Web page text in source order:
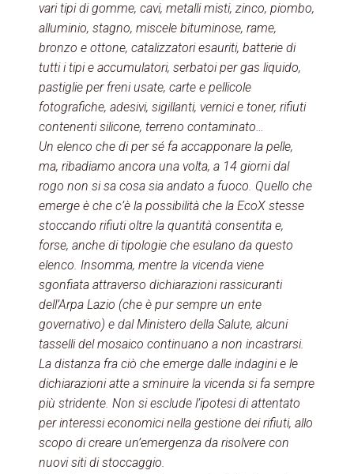
vari tipi di gomme, cavi, metalli misti, zinco, piombo,
alluminio, stagno, miscele bituminose, rame,
bronzo e ottone, catalizzatori esauriti, batterie di
tutti i tipi e accumulatori, serbatoi per gas liquido,
pastiglie per freni usate, carte e pellicole
fotografiche, adesivi, sigillanti, vernici e toner, rifiuti
contenenti silicone, terreno contaminato…
Un elenco che di per sé fa accapponare la pelle,
ma, ribadiamo ancora una volta, a 14 giorni dal
rogo non si sa cosa sia andato a fuoco. Quello che
emerge è che c’è la possibilità che la EcoX stesse
stoccando rifiuti oltre la quantità consentita e,
forse, anche di tipologie che esulano da questo
elenco. Insomma, mentre la vicenda viene
sgonfiata attraverso dichiarazioni rassicuranti
dell’Arpa Lazio (che è pur sempre un ente
governativo) e dal Ministero della Salute, alcuni
tasselli del mosaico continuano a non incastrarsi.
La distanza fra ciò che emerge dalle indagini e le
dichiarazioni atte a sminuire la vicenda si fa sempre
più stridente. Non si esclude l’ipotesi di attentato
per interessi economici nella gestione dei rifiuti, allo
scopo di creare un’emergenza da risolvere con
nuovi siti di stoccaggio.